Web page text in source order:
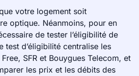
votre logement soit
optique. Néanmoins, pour en
de tester l’éligibilité de
test d’éligibilité centralise les
SFR et Bouygues Telecom, et
les prix et les débits des